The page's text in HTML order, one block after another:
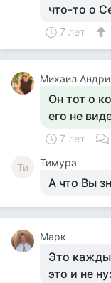
что-то о
7 лет
Михаил
Он тот о
его не
7 лет
Ти Тимура
А что Вы
Марк
Это
это и не